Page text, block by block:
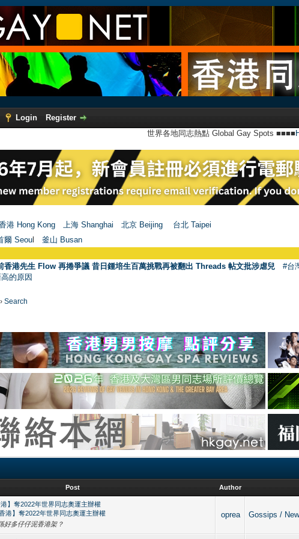
Login
Register
世界各地同志熱點 Global Gay Spots ■■■■
港 Hong Kong 上海 Shanghai 北京 Beijing 台北 Taipei
爾 Seou 釜山 Busan
香港先生 Flow 再捲爭議 昔日鍾培生百萬挑戰再被翻出 Threads 帖文批涉虐兒 #台
的原因
›Search
Post Author
港】奪2022年世界同志奧運主辦權
港】奪2022年世界同志奧運主辦權
好多仔仔泥香港架？
oprea Gossips /